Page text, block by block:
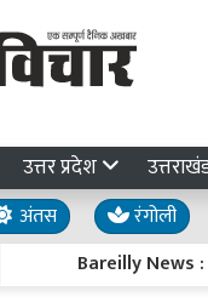
उत्तर प्रदेश
अंतस रंगोली
Bareilly News :